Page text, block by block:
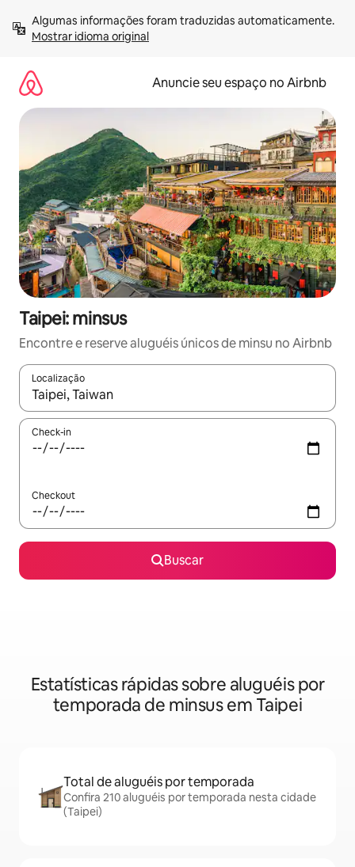
para
Mostrar idioma original
Anuncie seu espaço no Airbnb
Taipei: minsus
Encontre e reserve aluguéis únicos de minsu no Airbnb
Localização
Quando os resultados estiverem disponíveis, explore-os
Check-in
Checkout
Buscar
Estatísticas rápidas sobre aluguéis por
temporada de minsus em Taipei
Total de aluguéis por temporada
Confira 210 aluguéis por temporada nesta cidade
(Taipei)